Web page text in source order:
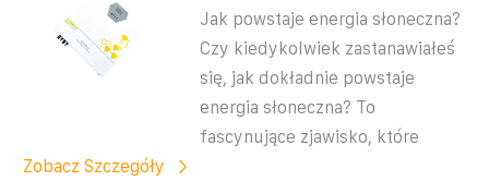
Jak powstaje energia słoneczna?
Czy kiedykolwiek zastanawiałeś
się, jak dokładnie powstaje
energia słoneczna? To
fascynujące zjawisko, które
Zobacz Szczegóły